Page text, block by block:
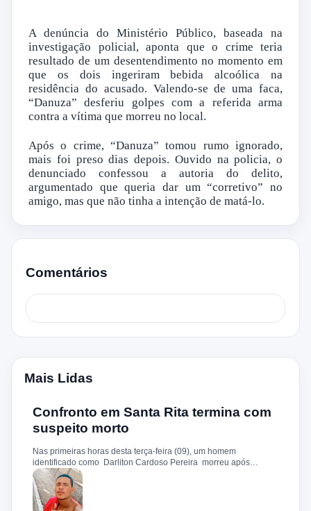
A denúncia do Ministério Público, baseada na
investigação policial, aponta que o crime teria
resultado de um desentendimento no momento em
que os dois ingeriram bebida alcoólica na
residência do acusado. Valendo-se de uma faca,
“Danuza” desferiu golpes com a referida arma
contra a vítima que morreu no local.
Após o crime, “Danuza” tomou rumo ignorado,
mais foi preso dias depois. Ouvido na policia, o
denunciado confessou a autoria do delito,
argumentado que queria dar um “corretivo” no
amigo, mas que não tinha a intenção de matá-lo.
Comentários
Mais Lidas
Confronto em Santa Rita termina com
suspeito morto
Nas primeiras horas desta terça-feira (09), um homem
identificado como Darliton Cardoso Pereira morreu após
confronto com a Polícia Militar no povoado Timbotiba, zona rural
de Santa Rita. De acordo com a PM, os policiais estavam
cumprindo um mandado de prisão contra Darliton, apontado
como um dos suspeitos pela morte brutal de Leandro Sena ,